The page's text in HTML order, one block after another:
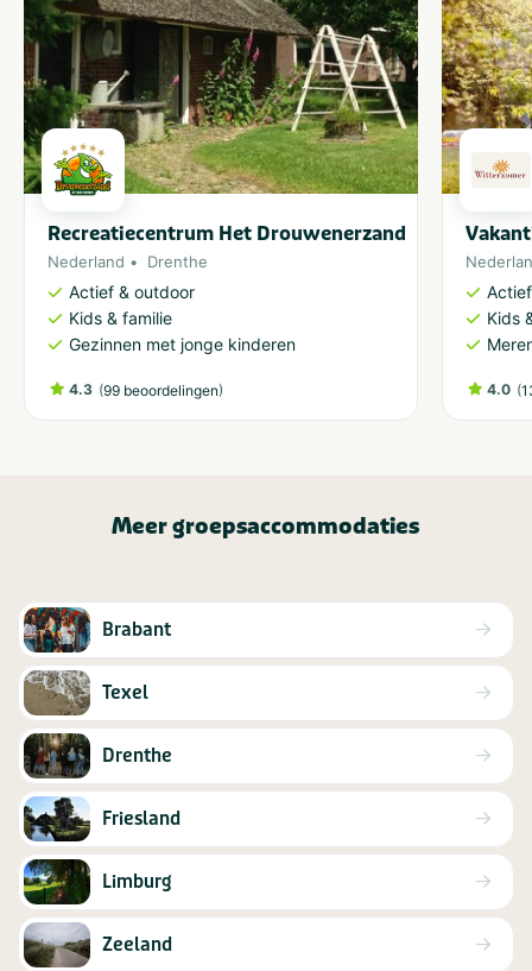
Recreatiecentrum Het Drouwenerzand
Nederland Drenthe
Actief & outdoor
Kids & familie
Gezinnen met jonge kinderen
4.3 (99 beoordelingen)
Kids
4.0 (
Meer groepsaccommodaties
Brabant
Texel
Drenthe
Friesland
Limburg
Zeeland